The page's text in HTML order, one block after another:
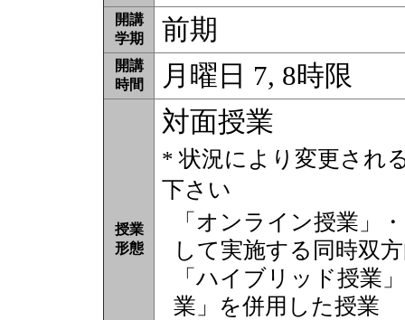
開講
学期
前期
開講
時間
月曜日 7, 8時限
授業
形態
対面授業
* 状況により変更され
下さい
「オンライン授業」
して実施する同時双
「ハイブリッド授業
業」を併用した授業